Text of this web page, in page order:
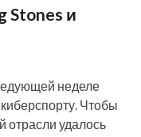
Stones и
неделе
Чтобы
отрасли удалось